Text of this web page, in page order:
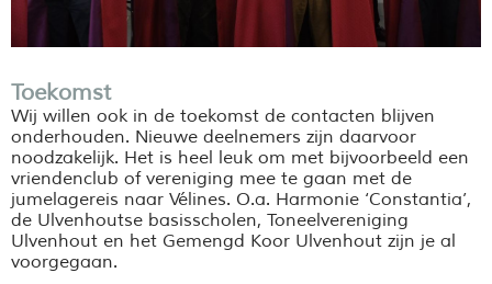
Toekomst
Wij willen ook in de toekomst de contacten blijven
onderhouden. Nieuwe deelnemers zijn daarvoor
noodzakelijk. Het is heel leuk om met bijvoorbeeld een
vriendenclub of vereniging mee te gaan met de
jumelagereis naar Vélines. O.a. Harmonie ‘Constantia’,
de Ulvenhoutse basisscholen, Toneelvereniging
Ulvenhout en het Gemengd Koor Ulvenhout zijn je al
voorgegaan.